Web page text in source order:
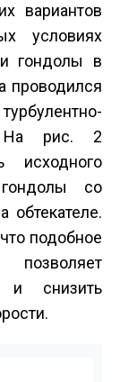
вариантов
условиях
гондолы в
проводился
На рис. 2
исходного
со
подобное
и снизить